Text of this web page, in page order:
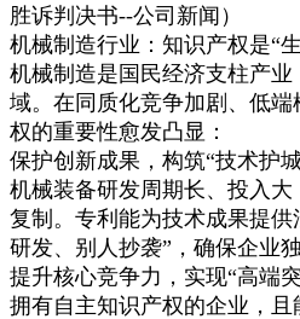
胜诉判决书--公司新闻）
机械制造行业：知识产权是“
机械制造是国民经济支柱产
域。在同质化竞争加剧、低
权的重要性愈发凸显：
保护创新成果，构筑“技术护
机械装备研发周期长、投入
复制。专利能为技术成果提
研发、别人抄袭”，确保企业
提升核心竞争力，实现“高端
拥有自主知识产权的企业，